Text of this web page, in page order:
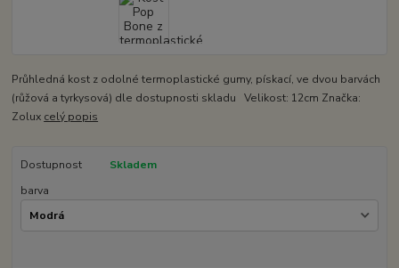
Průhledná kost z odolné termoplastické gumy, pískací, ve dvou barvách
(růžová a tyrkysová) dle dostupnosti skladu Velikost: 12cm Značka:
Zolux celý popis
Dostupnost
Skladem
barva